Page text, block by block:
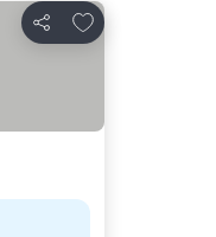
แชร์
เพิ่มในรายการโป